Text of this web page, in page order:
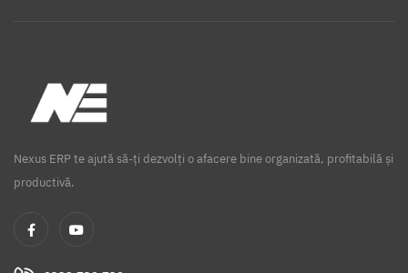
Nexus ERP te ajută să-ți dezvolți o afacere bine organizată, profitabilă și
productivă.